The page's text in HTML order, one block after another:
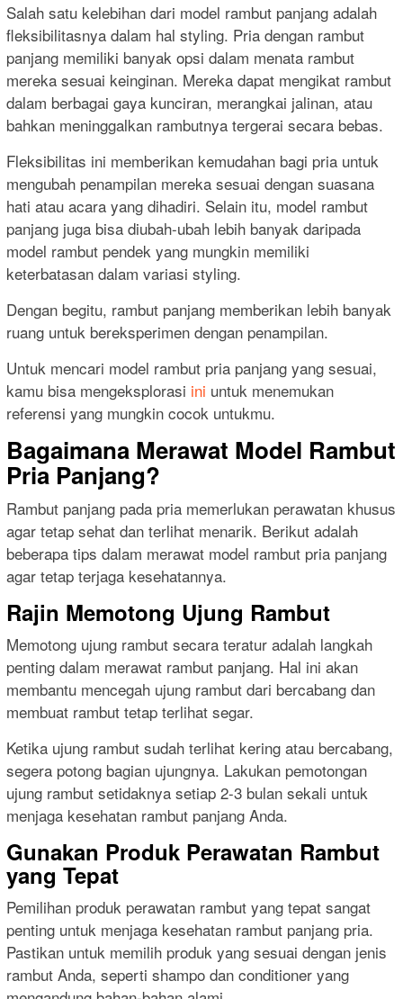
Salah satu kelebihan dari model rambut panjang adalah
fleksibilitasnya dalam hal styling. Pria dengan rambut
panjang memiliki banyak opsi dalam menata rambut
mereka sesuai keinginan. Mereka dapat mengikat rambut
dalam berbagai gaya kunciran, merangkai jalinan, atau
bahkan meninggalkan rambutnya tergerai secara bebas.
Fleksibilitas ini memberikan kemudahan bagi pria untuk
mengubah penampilan mereka sesuai dengan suasana
hati atau acara yang dihadiri. Selain itu, model rambut
panjang juga bisa diubah-ubah lebih banyak daripada
model rambut pendek yang mungkin memiliki
keterbatasan dalam variasi styling.
Dengan begitu, rambut panjang memberikan lebih banyak
ruang untuk bereksperimen dengan penampilan.
Untuk mencari model rambut pria panjang yang sesuai,
kamu bisa mengeksplorasi ini untuk menemukan
referensi yang mungkin cocok untukmu.
Bagaimana Merawat Model Rambut
Pria Panjang?
Rambut panjang pada pria memerlukan perawatan khusus
agar tetap sehat dan terlihat menarik. Berikut adalah
beberapa tips dalam merawat model rambut pria panjang
agar tetap terjaga kesehatannya.
Rajin Memotong Ujung Rambut
Memotong ujung rambut secara teratur adalah langkah
penting dalam merawat rambut panjang. Hal ini akan
membantu mencegah ujung rambut dari bercabang dan
membuat rambut tetap terlihat segar.
Ketika ujung rambut sudah terlihat kering atau bercabang,
segera potong bagian ujungnya. Lakukan pemotongan
ujung rambut setidaknya setiap 2-3 bulan sekali untuk
menjaga kesehatan rambut panjang Anda.
Gunakan Produk Perawatan Rambut
yang Tepat
Pemilihan produk perawatan rambut yang tepat sangat
penting untuk menjaga kesehatan rambut panjang pria.
Pastikan untuk memilih produk yang sesuai dengan jenis
rambut Anda, seperti shampo dan conditioner yang